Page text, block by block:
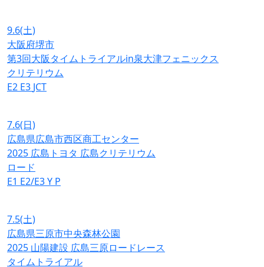
9.6(土)
大阪府堺市
第3回大阪タイムトライアルin泉大津フェニックス
クリテリウム
E2 E3 JCT
7.6(日)
広島県広島市西区商工センター
2025 広島トヨタ 広島クリテリウム
ロード
E1 E2/E3Y P
7.5(土)
広島県三原市中央森林公園
2025 山陽建設 広島三原ロードレース
タイムトライアル